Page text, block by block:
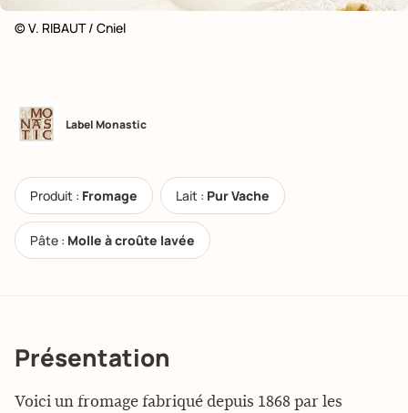
© V. RIBAUT / Cniel
Label Monastic
Produit : Fromage Lait : Pur Vache
Pâte : Molle à croûte lavée
Présentation
Voici un fromage fabriqué depuis 1868 par les